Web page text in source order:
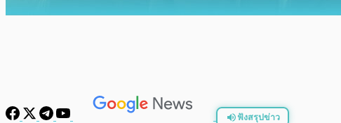
ฟังสรุปข่าว